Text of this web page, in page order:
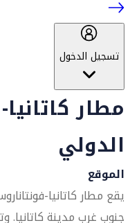
تسجيل الدخول
مطار
الدولي
الموقع